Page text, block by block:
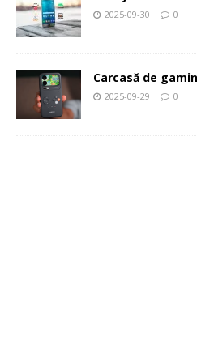
2025-09-30 0
Carcasă de
2025-09-29 0